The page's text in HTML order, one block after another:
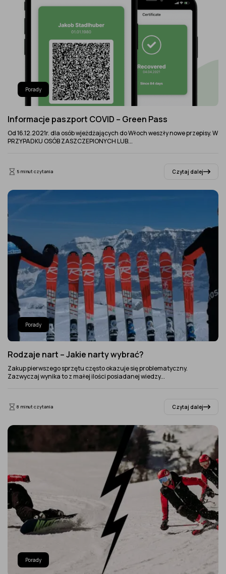
Porady
Informacje paszport COVID – Green Pass
Od 16.12.2021r. dla osób wjeżdżających do Włoch weszły nowe przepisy. W
PRZYPADKU OSÓB ZASZCZEPIONYCH LUB...
5 minut czytania Czytaj dalej
Porady
Rodzaje nart – Jakie narty wybrać?
Zakup pierwszego sprzętu często okazuje się problematyczny.
Zazwyczaj wynika to z małej ilości posiadanej wiedzy...
8 minut czytania Czytaj dalej
Porady